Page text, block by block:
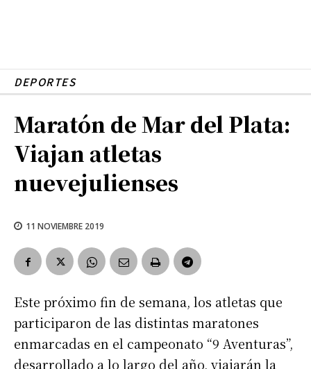
DEPORTES
Maratón de Mar del Plata:
Viajan atletas
nuevejulienses
11 NOVIEMBRE 2019
Este próximo fin de semana, los atletas que
participaron de las distintas maratones
enmarcadas en el campeonato “9 Aventuras”,
desarrollado a lo largo del año, viajarán la